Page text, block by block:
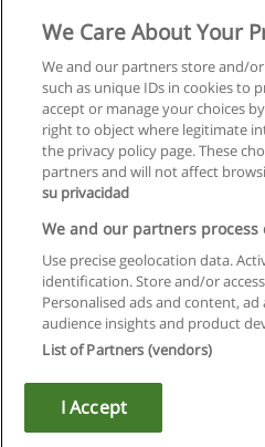
Курсы Фитодизайна
Центральные курсы
+
Правила
Напишите
Copyright © Educaedu
We Care About Your
We and our partners store and/
such as unique IDs in cookies to
accept or manage your choices
right to object where legitimate
the privacy policy page. These
partners and will not affect
su privacidad
We and our partners process
Use precise geolocation data.
identification. Store and/or
Personalised ads and content,
audience insights and product
List of Partners (vendors)
I Accept